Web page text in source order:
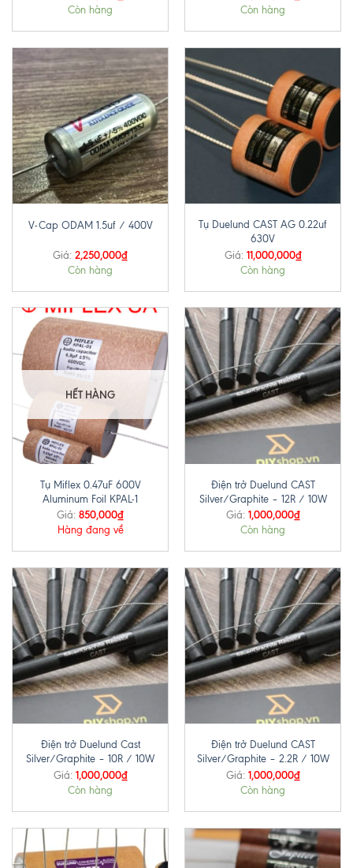
Còn hàng Còn hàng
V-Cap ODAM 1.5uf / 400V
Giá: 2,250,000₫
Còn hàng
Tụ Duelund CAST AG 0.22uf
630V
Giá: 11,000,000₫
Còn hàng
HẾT HÀNG
Tụ Miflex 0.47uF 600V
Aluminum Foil KPAL-1
Giá: 850,000₫
Hàng đang về
Điện trở Duelund CAST
Silver/Graphite – 12R / 10W
Giá: 1,000,000₫
Còn hàng
Điện trở Duelund Cast
Silver/Graphite – 10R / 10W
Giá: 1,000,000₫
Còn hàng
Điện trở Duelund CAST
Silver/Graphite – 2.2R / 10W
Giá: 1,000,000₫
Còn hàng